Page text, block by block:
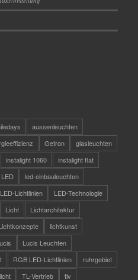
aussenleuchten
Getron
glasleuchten
instalight 1060
instalight flat
LED
led-einbauleuchten
LED-Lichtlinien
LED-Technologie
Licht
Lichtarchitektur
lichtkunst
Lucis Leuchten
RGB LED-Lichtlinien
ruhrgebiet
TL-Vertrieb
tlv